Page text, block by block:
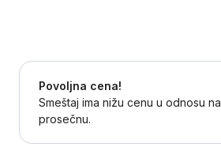
Povoljna cena!
Smeštaj ima nižu cenu u odnosu na
prosečnu.